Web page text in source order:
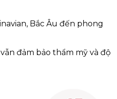
Bắc Âu đến phong
đảm bảo thẩm mỹ và độ